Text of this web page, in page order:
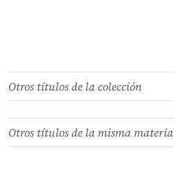
Otros títulos de la colección
Otros títulos de la misma materia